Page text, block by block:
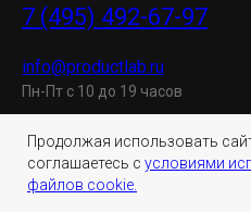
Продолжая использовать
соглашаетесь с условиями
файлов cookie.
7 (495) 492-67-97
info@productlab.ru
Пн-Пт с 10 до 19 часов